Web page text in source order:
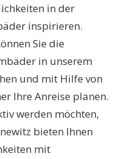
in der
inspirieren.
Sie die
in unserem
und mit Hilfe von
Ihre Anreise planen.
werden möchten,
bieten Ihnen
mit